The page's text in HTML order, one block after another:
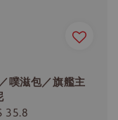
噗滋包／旗艦主
35.8